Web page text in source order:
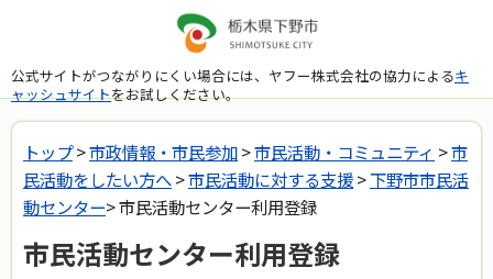
公式サイトがつながりにくい場合には、ヤフー株式会社の協力によるキ
ャッシュサイトをお試しください。
トップ>市政情報・市民参加>市民活動・コミュニティ >市
民活動をしたい方へ>市民活動に対する支援>下野市市民活
動センター> 市民活動センター利用登録
市民活動センター利用登録